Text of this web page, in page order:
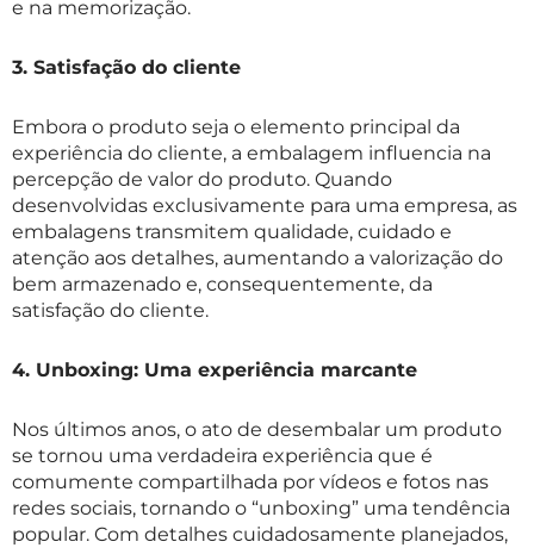
e na memorização.
3. Satisfação do cliente
Embora o produto seja o elemento principal da
experiência do cliente, a embalagem influencia na
percepção de valor do produto. Quando
desenvolvidas exclusivamente para uma empresa, as
embalagens transmitem qualidade, cuidado e
atenção aos detalhes, aumentando a valorização do
bem armazenado e, consequentemente, da
satisfação do cliente.
4. Unboxing: Uma experiência marcante
Nos últimos anos, o ato de desembalar um produto
se tornou uma verdadeira experiência que é
comumente compartilhada por vídeos e fotos nas
redes sociais, tornando o “unboxing” uma tendência
popular. Com detalhes cuidadosamente planejados,